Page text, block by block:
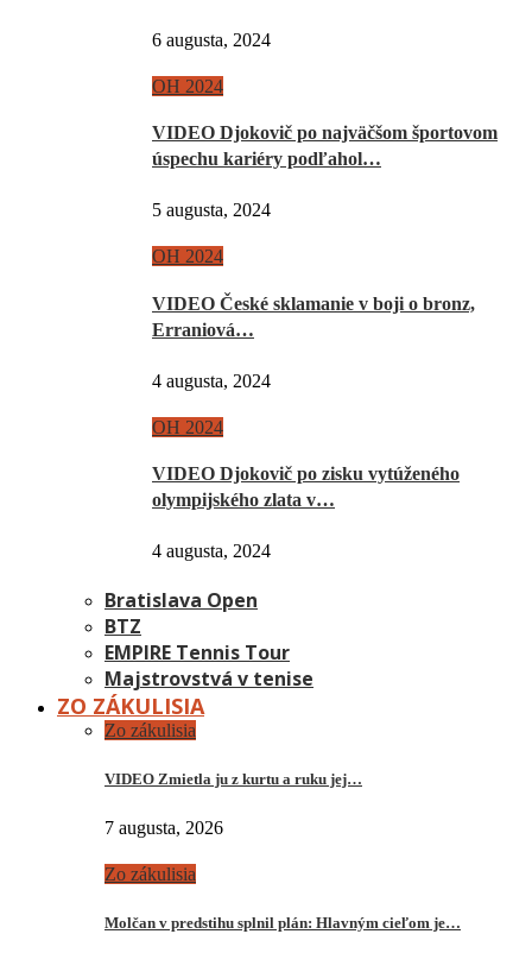
6 augusta, 2024
OH 2024
VIDEO Djokovič po najväčšom športovom
úspechu kariéry podľahol…
5 augusta, 2024
OH 2024
VIDEO České sklamanie v boji o bronz,
Erraniová…
4 augusta, 2024
OH 2024
VIDEO Djokovič po zisku vytúženého
olympijského zlata v…
4 augusta, 2024
Bratislava Open
BTZ
EMPIRE Tennis Tour
Majstrovstvá v tenise
ZO ZÁKULISIA
Zo zákulisia
VIDEO Zmietla ju z kurtu a ruku jej…
7 augusta, 2026
Zo zákulisia
Molčan v predstihu splnil plán: Hlavným cieľom je…